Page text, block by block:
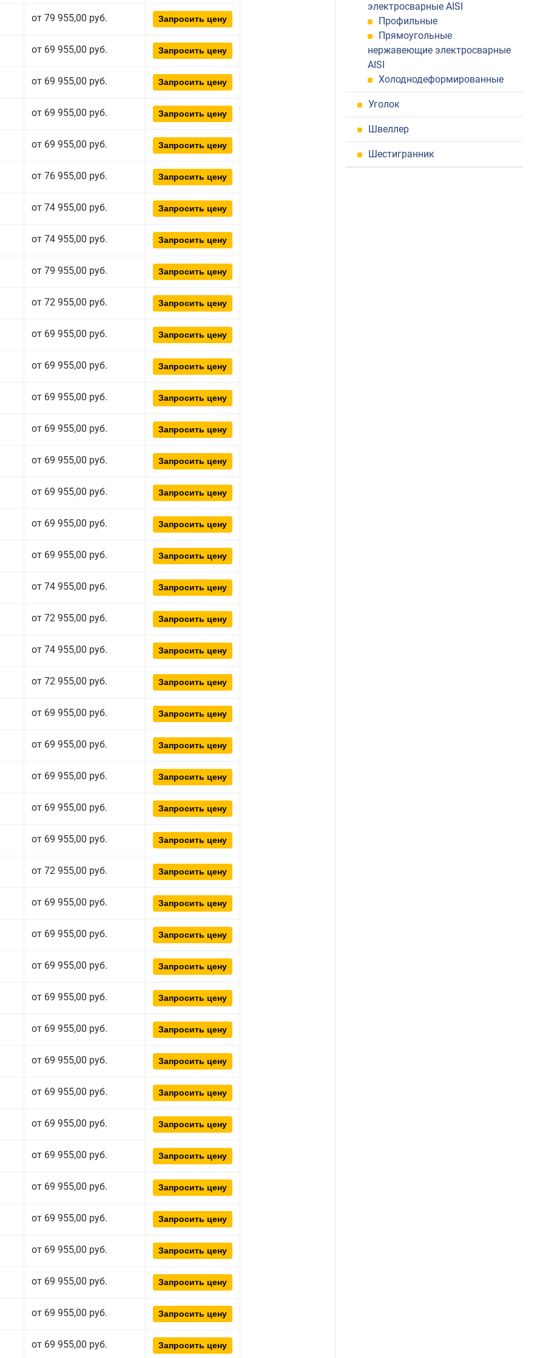
от 79 955,00 руб. Запросить цену
от 69 955,00 руб. Запросить цену
от 69 955,00 руб. Запросить цену
от 69 955,00 руб. Запросить цену
от 69 955,00 руб. Запросить цену
от 76 955,00 руб. Запросить цену
от 74 955,00 руб. Запросить цену
от 74 955,00 руб. Запросить цену
от 79 955,00 руб. Запросить цену
от 72 955,00 руб. Запросить цену
от 69 955,00 руб. Запросить цену
от 69 955,00 руб. Запросить цену
от 69 955,00 руб. Запросить цену
от 69 955,00 руб. Запросить цену
от 69 955,00 руб. Запросить цену
от 69 955,00 руб. Запросить цену
от 69 955,00 руб. Запросить цену
от 69 955,00 руб. Запросить цену
от 74 955,00 руб. Запросить цену
от 72 955,00 руб. Запросить цену
от 74 955,00 руб. Запросить цену
от 72 955,00 руб. Запросить цену
от 69 955,00 руб. Запросить цену
от 69 955,00 руб. Запросить цену
от 69 955,00 руб. Запросить цену
от 69 955,00 руб. Запросить цену
от 69 955,00 руб. Запросить цену
от 72 955,00 руб. Запросить цену
от 69 955,00 руб. Запросить цену
от 69 955,00 руб. Запросить цену
от 69 955,00 руб. Запросить цену
от 69 955,00 руб. Запросить цену
от 69 955,00 руб. Запросить цену
от 69 955,00 руб. Запросить цену
от 69 955,00 руб. Запросить цену
от 69 955,00 руб. Запросить цену
от 69 955,00 руб. Запросить цену
от 69 955,00 руб. Запросить цену
от 69 955,00 руб. Запросить цену
от 69 955,00 руб. Запросить цену
от 69 955,00 руб. Запросить цену
от 69 955,00 руб. Запросить цену
от 69 955,00 руб. Запросить цену
электросварные AISI
Профильные
Прямоугольные
нержавеющие электросварные
AISI
Холоднодеформированные
Уголок
Швеллер
Шестигранник